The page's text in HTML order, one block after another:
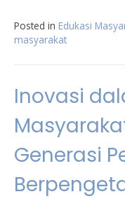
Posted in Edukasi
masyarakat
Inovasi
Generasi